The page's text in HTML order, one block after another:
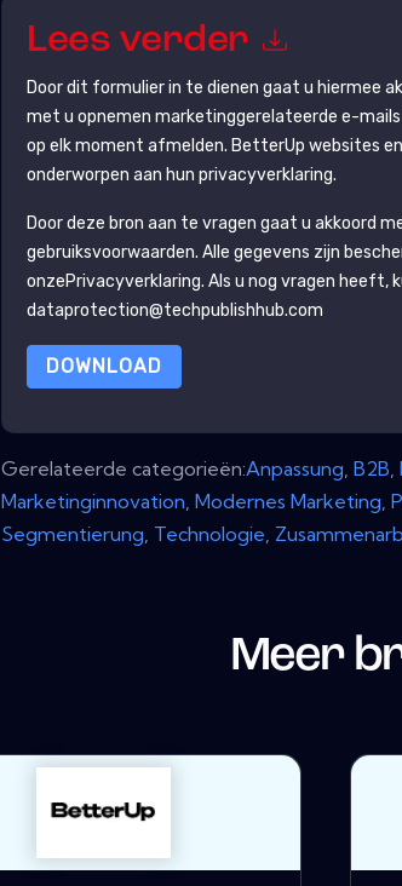
Lees verder
Door dit formulier in te dienen gaat u hiermee
met u opnemen marketinggerelateerde e-
op elk moment afmelden. BetterUp websites
onderworpen aan hun privacyverklaring.
Door deze bron aan te vragen gaat u akkoord
gebruiksvoorwaarden. Alle gegevens zijn
onzePrivacyverklaring. Als u nog vragen heeft,
dataprotection@techpublishhub.com
DOWNLOAD
Gerelateerde categorieën:Anpassung,B2B,
Marketinginnovation,Modernes Marketing,
Segmentierung, Technologie,
Meer